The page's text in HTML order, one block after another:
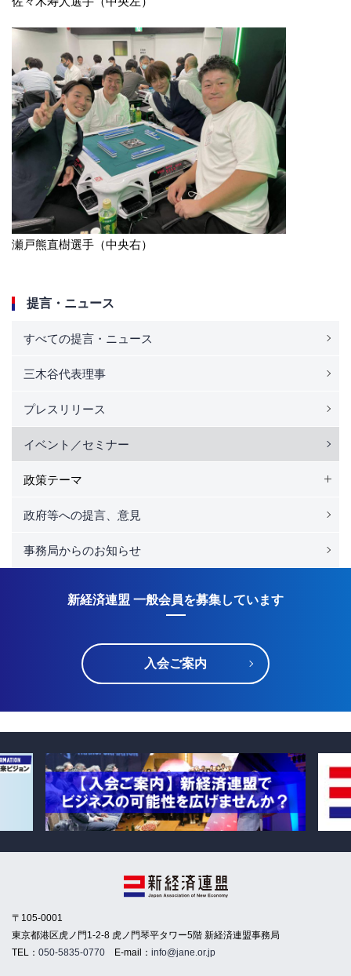
瀬戸熊直樹選手（中央右）
提言・ニュース
すべての提言・ニュース
三木谷代表理事
プレスリリース
イベント／セミナー
政策テーマ
政府等への提言、意見
事務局からのお知らせ
新経済連盟 一般会員を募集しています
入会ご案内
〒105-0001
東京都港区虎ノ門1-2-8 虎ノ門琴平タワー5階 新経済連盟事務局
TEL： 050-5835-0770 E-mail： info@jane.or.jp